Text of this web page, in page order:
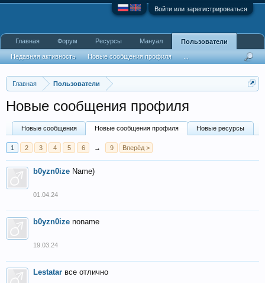
Войти или зарегистрироваться
Главная Пользователи
Новые сообщения профиля
Новые сообщения Новые сообщения профиля Новые ресурсы
1 2 3 4 5 6 → 9 Вперёд >
b0yzn0ize Name)
01.04.24
b0yzn0ize noname
19.03.24
Lestatar все отлично
Главная Форум Ресурсы Мануал Пользователи
Недавняя активность Новые сообщения профиля